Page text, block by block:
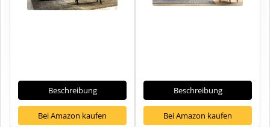
Beschreibung
Bei Amazon kaufen
Beschreibung
Bei Amazon kaufen